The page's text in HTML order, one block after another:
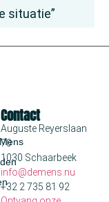
situatie”
Contact
Auguste Reyerslaan
70
1030 Schaarbeek
info@demens.nu
+32 2 735 81 92